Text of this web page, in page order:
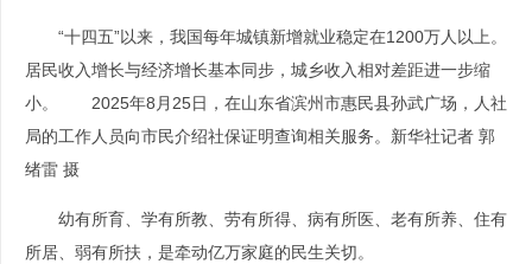
“十四五”以来，我国每年城镇新增就业稳定在1200万人以上。
居民收入增长与经济增长基本同步，城乡收入相对差距进一步缩
小。 2025年8月25日，在山东省滨州市惠民县孙武广场，人社
局的工作人员向市民介绍社保证明查询相关服务。新华社记者 郭
绪雷 摄
幼有所育、学有所教、劳有所得、病有所医、老有所养、住有
所居、弱有所扶，是牵动亿万家庭的民生关切。